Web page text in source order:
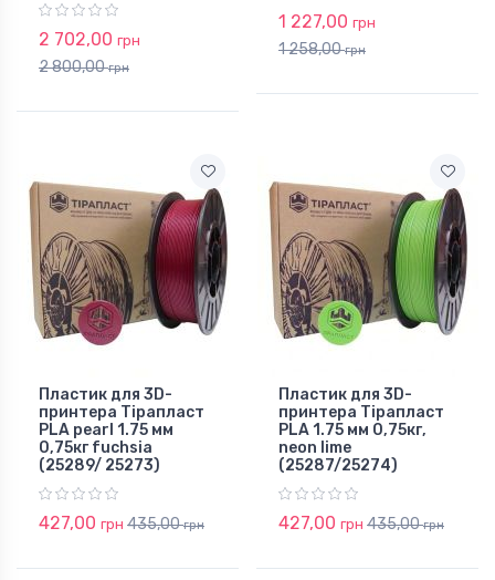
2 702,00 грн
2 800,00грн
1 227,00 грн
1 258,00грн
Пластик для 3D-
принтера Тірапласт
PLA pearl 1.75 мм
0,75кг fuchsia
(25289/ 25273)
427,00 грн 435,00грн
Пластик для 3D-
принтера Тірапласт
PLA 1.75 мм 0,75кг,
neon lime
(25287/25274)
427,00 грн 435,00грн